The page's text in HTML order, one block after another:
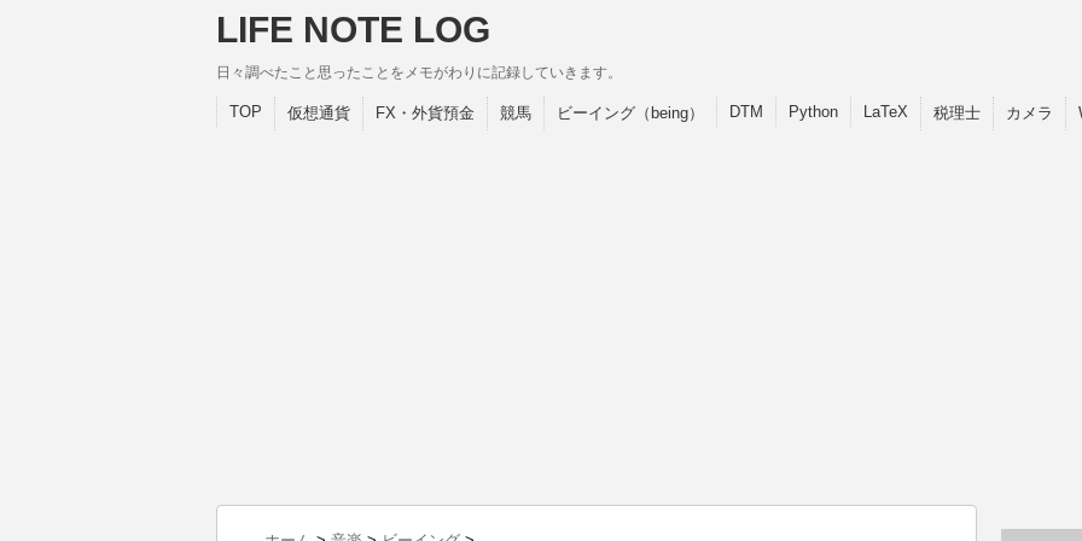
LIFE NOTE LOG
日々調べたこと思ったことをメモがわりに記録していきます。
TOP 仮想通貨 FX・外貨預金 競馬 ビーイング（being） DTM Python LaTeX 税理士 カメラ